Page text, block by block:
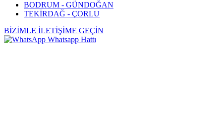
BODRUM - GÜNDOĞAN
TEKİRDAĞ - ÇORLU
BİZİMLE İLETİŞİME GEÇİN
Whatsapp Hattı